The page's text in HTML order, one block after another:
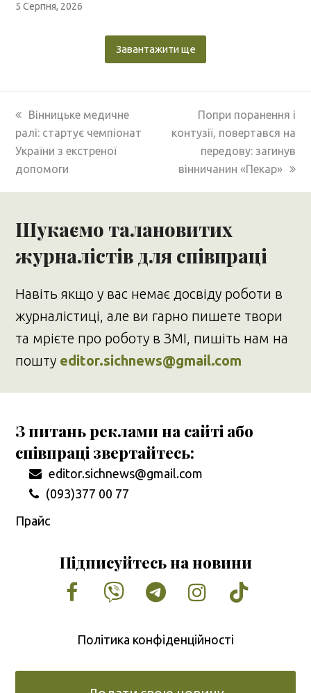
5 Серпня, 2026
Завантажити ще
previous
post:
Вінницьке медичне
ралі: стартує чемпіонат
України з екстреної
допомоги
next
post:
Попри поранення і
контузії, повертався на
передову: загинув
вінничанин «Пекар»
Шукаємо талановитих
журналістів для співпраці
Навіть якщо у вас немає досвіду роботи в
журналістиці, але ви гарно пишете твори
та мрієте про роботу в ЗМІ, пишіть нам на
пошту editor.sichnews@gmail.com
З питань реклами на сайті або
співпраці звертайтесь:
editor.sichnews@gmail.com
(093)377 00 77
Прайс
Підписуйтесь на новини
Facebook
VimeoTumblrInstagram
Tiktok
Політика конфіденційності